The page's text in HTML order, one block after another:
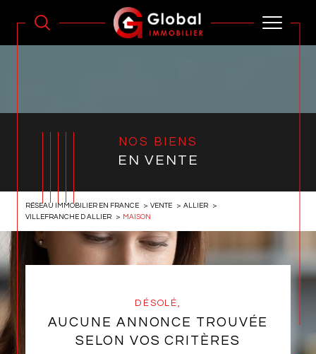
NOS BIENS
EN VENTE
RÉSEAU IMMOBILIER EN FRANCE VENTE
ALLIER
VILLEFRANCHE D ALLIER
MAISON
DÉSOLÉ,
AUCUNE ANNONCE TROUVÉE
SELON VOS CRITÈRES